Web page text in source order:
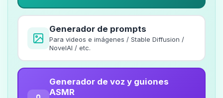
Generador de prompts
Para videos e imágenes / Stable Diffusion /
NovelAI / etc.
Generador de voz y guiones
ASMR